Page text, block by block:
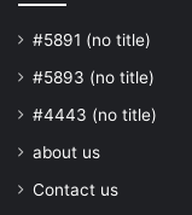
#5891 (no title)
#5893 (no title)
#4443 (no title)
about us
Contact us